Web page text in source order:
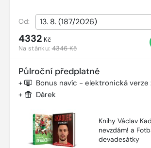
Od:
4332 Kč
Na stánku:4346 Kč
Půlroční předplatné
+ Bonus navíc - elektronická verze
+ Dárek
Knihy Václav
nevzdám! a
devadesátky